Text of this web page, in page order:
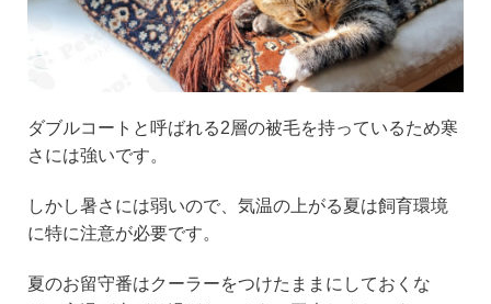
ダブルコートと呼ばれる2層の被毛を持っているため寒
さには強いです。
しかし暑さには弱いので、気温の上がる夏は飼育環境
に特に注意が必要です。
夏のお留守番はクーラーをつけたままにしておくな